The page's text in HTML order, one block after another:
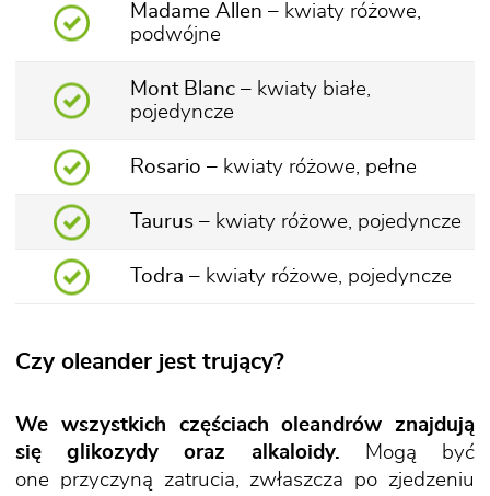
Madame Allen – kwiaty różowe,
podwójne
Mont Blanc – kwiaty białe,
pojedyncze
Rosario – kwiaty różowe, pełne
Taurus – kwiaty różowe, pojedyncze
Todra – kwiaty różowe, pojedyncze
Czy oleander jest trujący?
We wszystkich częściach oleandrów znajdują
się glikozydy oraz alkaloidy. Mogą być
one przyczyną zatrucia, zwłaszcza po zjedzeniu